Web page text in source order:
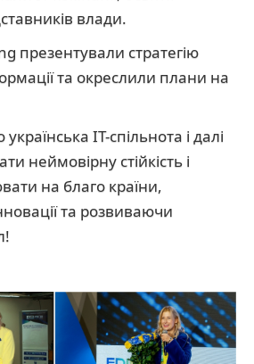
влади.
презентували стратегію
та окреслили плани на
ІТ-спільнота і далі
неймовірну стійкість і
на благо країни,
та розвиваючи